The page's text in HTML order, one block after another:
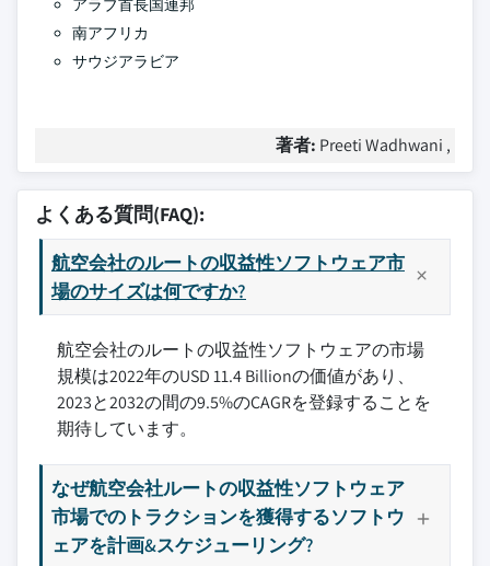
アラブ首長国連邦
南アフリカ
サウジアラビア
著者: Preeti Wadhwani ,
よくある質問(FAQ):
航空会社のルートの収益性ソフトウェア市
場のサイズは何ですか?
航空会社のルートの収益性ソフトウェアの市場
規模は2022年のUSD 11.4 Billionの価値があり、
2023と2032の間の9.5%のCAGRを登録することを
期待しています。
なぜ航空会社ルートの収益性ソフトウェア
市場でのトラクションを獲得するソフトウ
ェアを計画&スケジューリング?